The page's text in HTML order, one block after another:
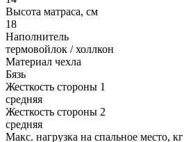
Высота матраса, см
18
Наполнитель
термовойлок / холлкон
Материал чехла
Бязь
Жесткость стороны 1
средняя
Жесткость стороны 2
средняя
Макс. нагрузка на спальное место, кг